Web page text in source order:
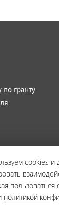
по гранту
cookies и
политикой